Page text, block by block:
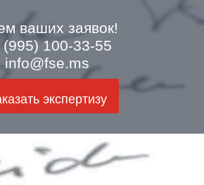
ваших заявок!
(995) 100-33-55
info@fse.ms
экспертизу